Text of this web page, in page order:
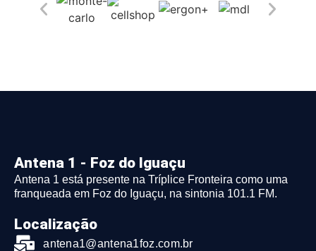
Antena 1 - Foz do Iguaçu
Antena 1 está presente na Tríplice Fronteira como uma
franqueada em Foz do Iguaçu, na sintonia 101.1 FM.
Localização
antena1@antena1foz.com.br